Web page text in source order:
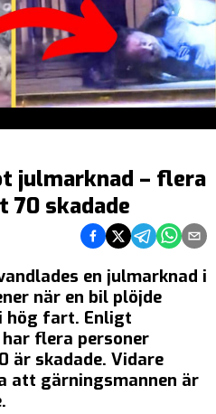
julmarknad – flera
70 skadade
Dela på Facebook
Dela på Twitter
Dela påDela på
Dela
en julmarknad i
när en bil plöjde
hög fart. Enligt
flera personer
är skadade. Vidare
att gärningsmannen är